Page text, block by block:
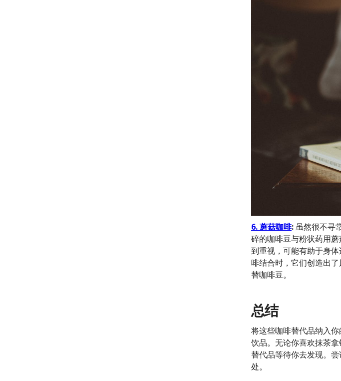
6. 蘑菇咖啡:虽然很不寻
碎的咖啡豆与粉状药用
到重视，可能有助于身
啡结合时，它们创造出
替咖啡豆。
总结
将这些咖啡替代品纳入
饮品。无论你喜欢抹茶
替代品等待你去发现。
处。